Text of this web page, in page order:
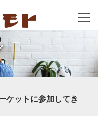
ケットに参加してき